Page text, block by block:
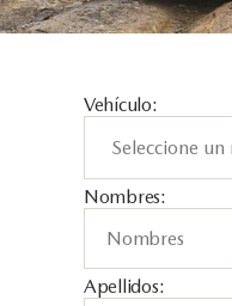
Vehículo:
Nombres:
Apellidos: